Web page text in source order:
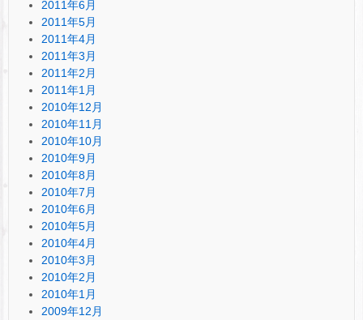
2011年6月
2011年5月
2011年4月
2011年3月
2011年2月
2011年1月
2010年12月
2010年11月
2010年10月
2010年9月
2010年8月
2010年7月
2010年6月
2010年5月
2010年4月
2010年3月
2010年2月
2010年1月
2009年12月